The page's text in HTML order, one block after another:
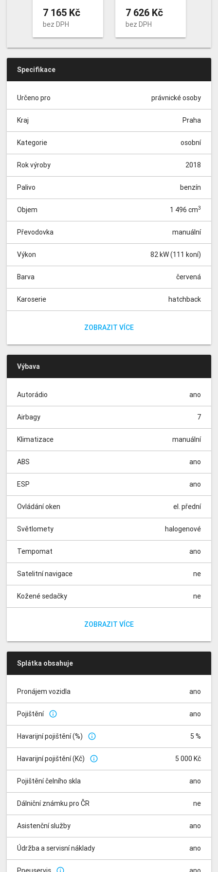
7 165 Kč
bez DPH
7 626 Kč
bez DPH
Specifikace
Určeno pro právnické osoby
Kraj Praha
Kategorie osobní
Rok výroby 2018
Palivo benzín
Objem 1 496 cm3
Převodovka manuální
Výkon 82 kW (111 koní)
Barva červená
Karoserie hatchback
Zadní parkovací kameraZOBRAZIT VÍCE
Výbava
Autorádio ano
Airbagy 7
Klimatizace manuální
ABS ano
ESP ano
Ovládání oken el. přední
Světlomety halogenové
Tempomat ano
Satelitní navigace ne
Kožené sedačky ne
ZOBRAZIT VÍCE
Splátka obsahuje
Pronájem vozidla ano
Pojištění info_outline ano
Havarijní pojištění (%) info_outline 5 %
Havarijní pojištění (Kč) info_outline 5 000 Kč
Pojištění čelního skla ano
Dálniční známku pro ČR ne
Asistenční služby ano
Údržba a servisní náklady ano